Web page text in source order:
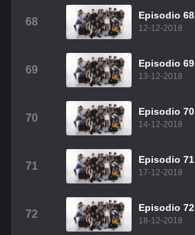
68
Episodio 68
12-12-2018
69
Episodio 69
13-12-2018
70
Episodio 70
14-12-2018
71
Episodio 71
17-12-2018
72
Episodio 72
18-12-2018